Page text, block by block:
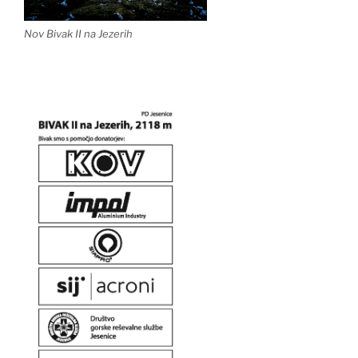
Nov Bivak II na Jezerih